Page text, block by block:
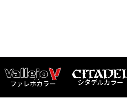
ファレホカラー シタデルカラー